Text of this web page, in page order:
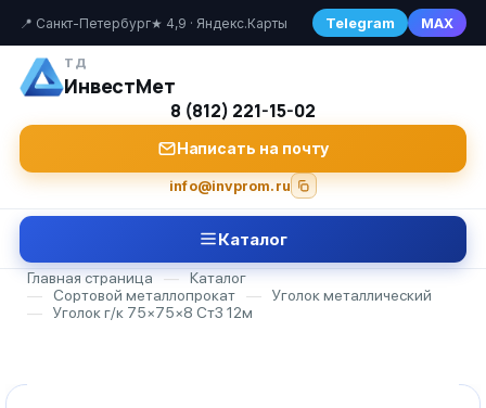
📍 Санкт-Петербург★ 4,9 · Яндекс.Карты Telegram MAX
ТД
ИнвестМет
8 (812) 221-15-02
Написать на почту
info@invprom.ru
Каталог
Главная страница —
Каталог
—
Сортовой металлопрокат —
Уголок металлический
—
Уголок г/к 75×75×8 Ст3 12м